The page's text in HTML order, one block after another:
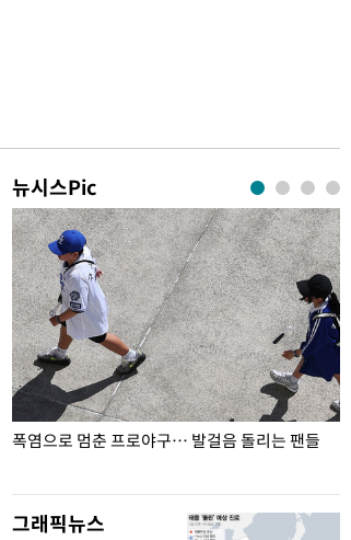
뉴시스Pic
폭염으로 멈춘 프로야구… 발걸음 돌리는 팬들
그래픽뉴스